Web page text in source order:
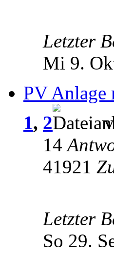
Letzter
Mi 9.
PV Anlage
1, 2
14
41921
Letzter
So 29.